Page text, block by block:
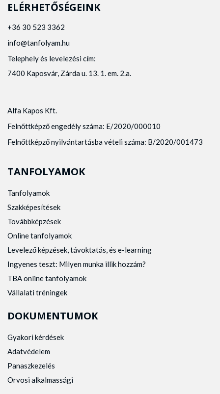
ELÉRHETŐSÉGEINK
+36 30 523 3362
info@tanfolyam.hu
Telephely és levelezési cím:
7400 Kaposvár, Zárda u. 13. 1. em. 2.a.
Alfa Kapos Kft.
Felnőttképző engedély száma: E/2020/000010
Felnőttképző nyilvántartásba vételi száma: B/2020/001473
TANFOLYAMOK
Tanfolyamok
Szakképesítések
Továbbképzések
Online tanfolyamok
Levelező képzések, távoktatás, és e-learning
Ingyenes teszt: Milyen munka illik hozzám?
TBA online tanfolyamok
Vállalati tréningek
DOKUMENTUMOK
Gyakori kérdések
Adatvédelem
Panaszkezelés
Orvosi alkalmassági